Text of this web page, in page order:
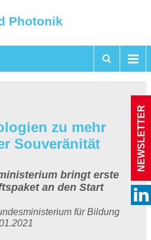
Photonik
zu mehr
Souveränität
bringt erste
an den Start
für Bildung
NEWSLETTER